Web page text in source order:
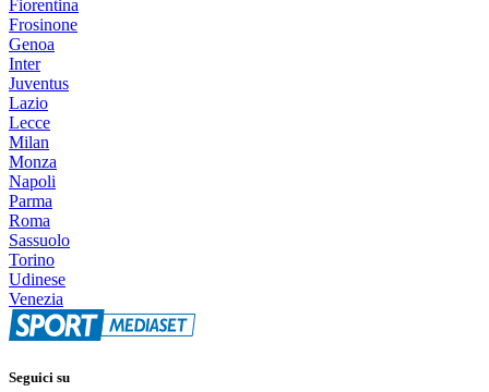
Fiorentina
Frosinone
Genoa
Inter
Juventus
Lazio
Lecce
Milan
Monza
Napoli
Parma
Roma
Sassuolo
Torino
Udinese
Venezia
Seguici su